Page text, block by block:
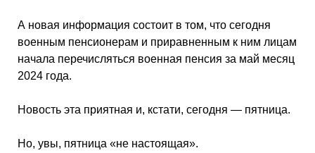
А новая информация состоит в том, что сегодня
военным пенсионерам и приравненным к ним лицам
начала перечисляться военная пенсия за май месяц
2024 года.
Новость эта приятная и, кстати, сегодня — пятница.
Но, увы, пятница «не настоящая».